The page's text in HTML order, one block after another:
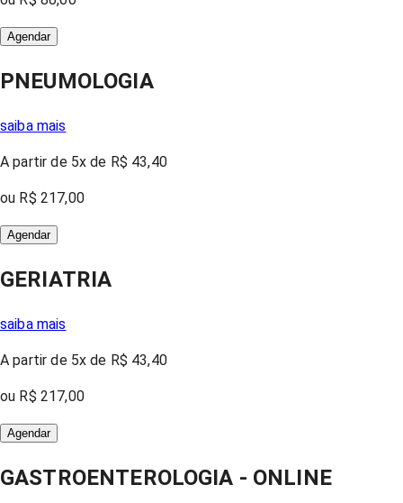
Agendar
PNEUMOLOGIA
saiba mais
A partir de 5x de R$ 43,40
ou R$ 217,00
Agendar
GERIATRIA
saiba mais
A partir de 5x de R$ 43,40
ou R$ 217,00
Agendar
GASTROENTEROLOGIA - ONLINE